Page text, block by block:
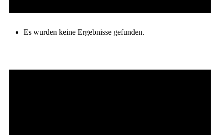
Es wurden keine Ergebnisse gefunden.